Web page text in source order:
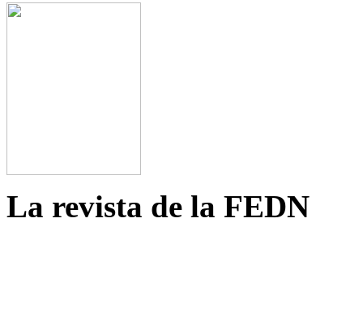
La revista de la FEDN